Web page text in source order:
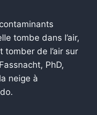
tombe dans l’air,
tomber de l’air sur
PhD,
neige à